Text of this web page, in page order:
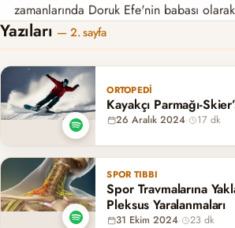
zamanlarında Doruk Efe'nin babası
Yazıları — 2. sayfa
ORTOPEDI
Kayakçı Parmağı-
26 Aralık 2024· 17 dk
SPOR TIBBI
Spor Travmalarına
Pleksus Yaralanmaları
31 Ekim 2024· 23 dk